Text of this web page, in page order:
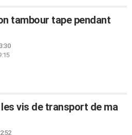
tambour tape pendant
vis de transport de ma